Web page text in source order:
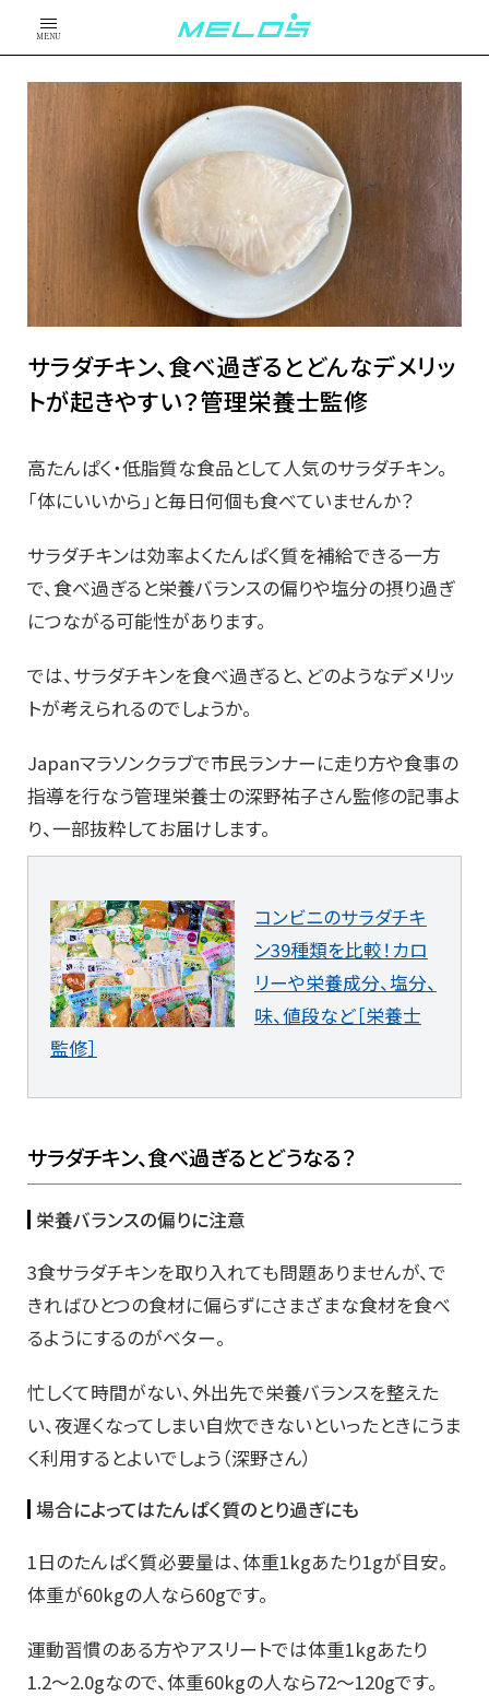
MENU
サラダチキン、食べ過ぎるとどんなデメリッ
トが起きやすい？管理栄養士監修
高たんぱく・低脂質な食品として人気のサラダチキン。
「体にいいから」と毎日何個も食べていませんか？
サラダチキンは効率よくたんぱく質を補給できる一方
で、食べ過ぎると栄養バランスの偏りや塩分の摂り過ぎ
につながる可能性があります。
では、サラダチキンを食べ過ぎると、どのようなデメリッ
トが考えられるのでしょうか。
Japanマラソンクラブで市民ランナーに走り方や食事の
指導を行なう管理栄養士の深野祐子さん監修の記事よ
り、一部抜粋してお届けします。
コンビニのサラダチキ
ン39種類を比較！カロ
リーや栄養成分、塩分、
味、値段など［栄養士
監修］
サラダチキン、食べ過ぎるとどうなる？
栄養バランスの偏りに注意
3食サラダチキンを取り入れても問題ありませんが、で
きればひとつの食材に偏らずにさまざまな食材を食べ
るようにするのがベター。
忙しくて時間がない、外出先で栄養バランスを整えた
い、夜遅くなってしまい自炊できないといったときにうま
く利用するとよいでしょう（深野さん）
場合によってはたんぱく質のとり過ぎにも
1日のたんぱく質必要量は、体重1kgあたり1gが目安。
体重が60kgの人なら60gです。
運動習慣のある方やアスリートでは体重1kgあたり
1.2〜2.0gなので、体重60kgの人なら72〜120gです。